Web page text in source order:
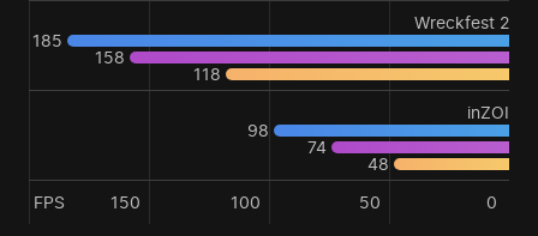
Wreckfest 2
185
158
118
inZOI
98
74
48
0
50
100
150
FPS